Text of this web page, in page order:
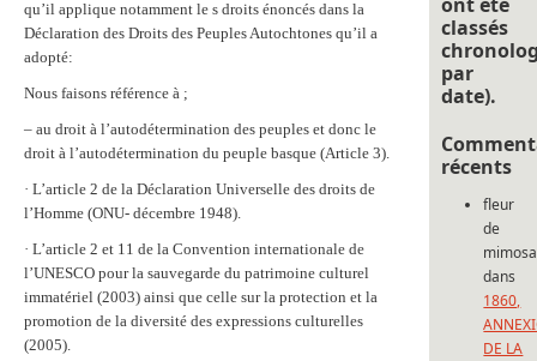
qu’il applique notamment le s droits énoncés dans la
Déclaration des Droits des Peuples Autochtones qu’il a
adopté:
Nous faisons référence à ;
– au droit à l’autodétermination des peuples et donc le
droit à l’autodétermination du peuple basque (Article 3).
· L’article 2 de la Déclaration Universelle des droits de
l’Homme (ONU- décembre 1948).
· L’article 2 et 11 de la Convention internationale de
l’UNESCO pour la sauvegarde du patrimoine culturel
immatériel (2003) ainsi que celle sur la protection et la
promotion de la diversité des expressions culturelles
(2005).
classés
par
date).
récents
fleur
de
mimosa
dans
1860,
DE LA